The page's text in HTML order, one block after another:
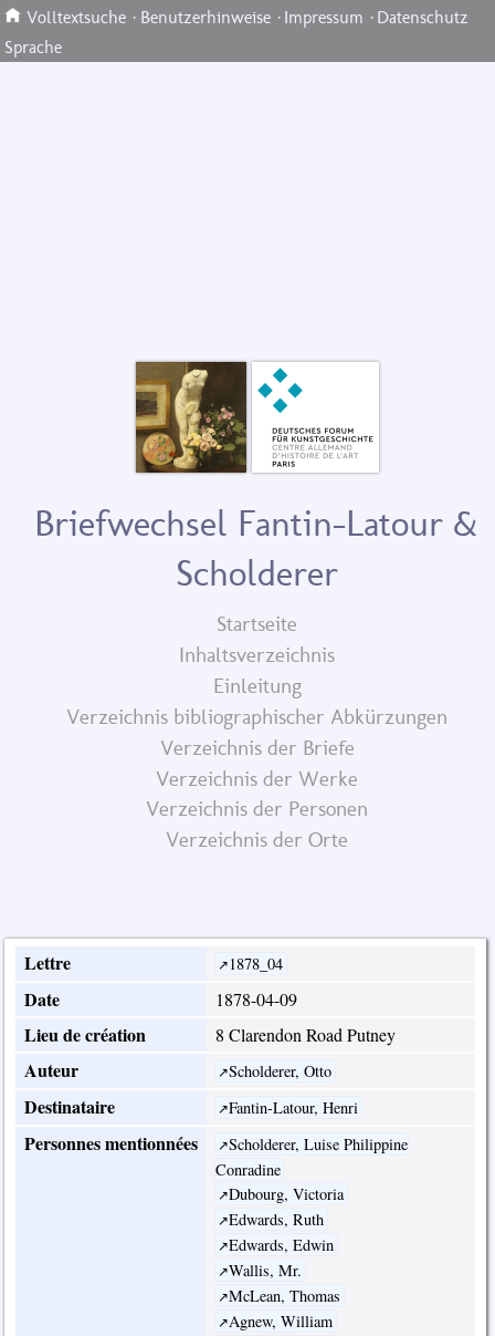
Volltextsuche · Benutzerhinweise· Impressum · Datenschutz
Sprache
Briefwechsel Fantin-Latour &
Scholderer
Startseite
Inhaltsverzeichnis
Einleitung
Verzeichnis bibliographischer Abkürzungen
Verzeichnis der Briefe
Verzeichnis der Werke
Verzeichnis der Personen
Verzeichnis der Orte
Lettre 1878_04
Date 1878-04-09
Lieu de création 8 Clarendon Road Putney
Auteur Scholderer, Otto
Destinataire Fantin-Latour, Henri
Personnes mentionnées
Scholderer, Luise Philippine
Conradine
Dubourg, Victoria
Edwards, Ruth
Edwards, Edwin
Wallis, Mr.
McLean, Thomas
Agnew, William